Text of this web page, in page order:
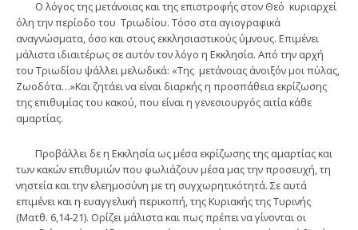
Ο λόγος της μετάνοιας και της επιστροφής στον Θεό κυριαρχεί
όλη την περίοδο του Τριωδίου. Τόσο στα αγιογραφικά
αναγνώσματα, όσο και στους εκκλησιαστικούς ύμνους. Επιμένει
μάλιστα ιδιαιτέρως σε αυτόν τον λόγο η Εκκλησία. Από την αρχή
του Τριωδίου ψάλλει μελωδικά: «Της μετάνοιας άνοιξόν μοι πύλας,
Ζωοδότα…»Και ζητάει να είναι διαρκής η προσπάθεια εκρίζωσης
της επιθυμίας του κακού, που είναι η γενεσιουργός αιτία κάθε
αμαρτίας.
Προβάλλει δε η Εκκλησία ως μέσα εκρίζωσης της αμαρτίας και
των κακών επιθυμιών που φωλιάζουν μέσα μας την προσευχή, τη
νηστεία και την ελεημοσύνη με τη συγχωρητικότητά. Σε αυτά
επιμένει και η ευαγγελική περικοπή, της Κυριακής της Τυρινής
(Ματθ. 6,14-21). Ορίζει μάλιστα και πως πρέπει να γίνονται οι